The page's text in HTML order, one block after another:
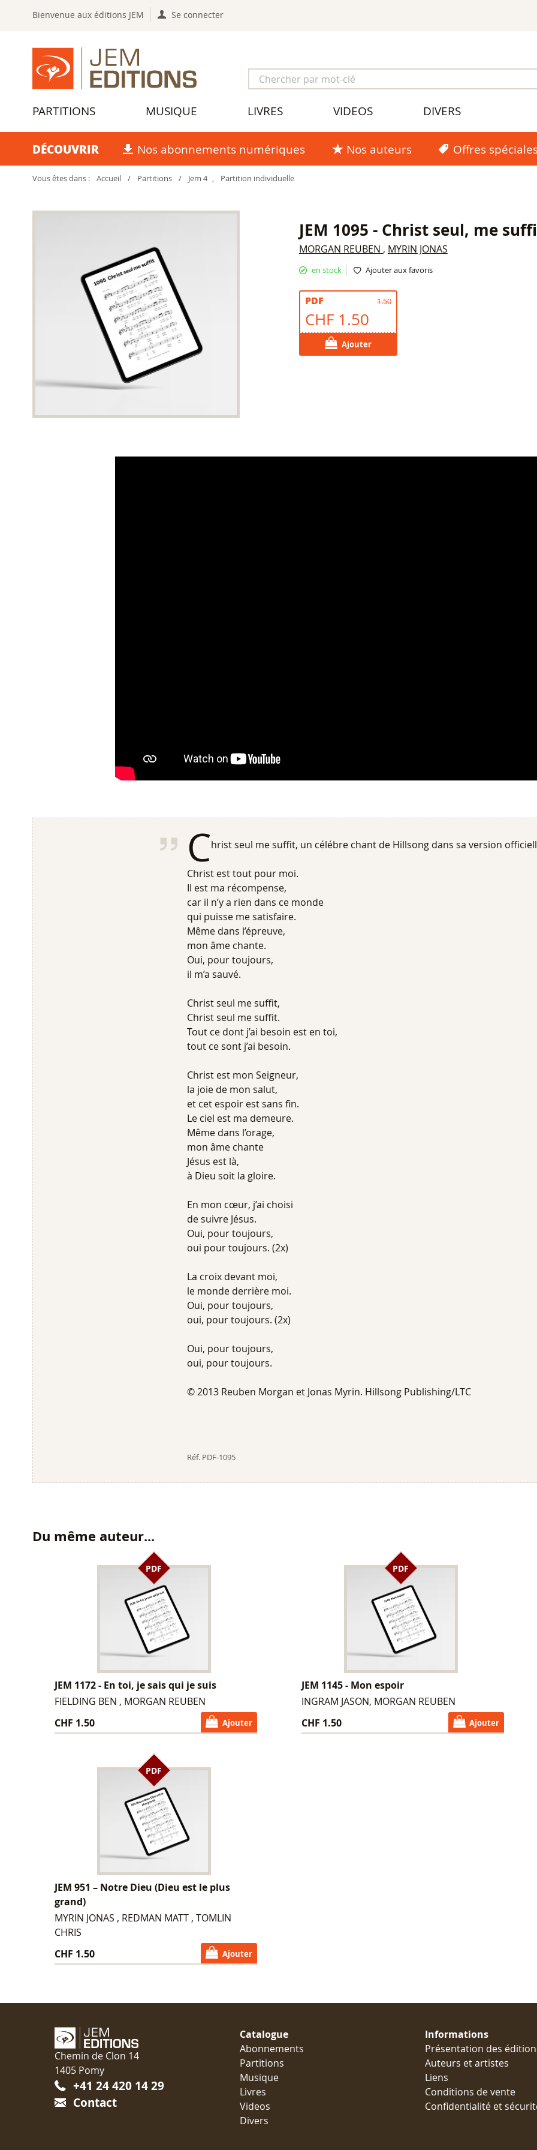
Bienvenue aux éditions JEM Se connecter
PARTITIONS MUSIQUE LIVRES VIDEOS DIVERS
DÉCOUVRIR Nos abonnements numériques Nos auteurs Offres
Vous êtes dans : Accueil / Partitions / Jem 4 , Partition individuelle
JEM 1095 - Christ seul, me
MORGAN REUBEN , MYRIN JONAS
en stock Ajouter aux favoris
PDF 1.50
CHF 1.50
Ajouter
Christ seul me suffit, un célébre chant de Hillsong dans sa version
Christ est tout pour moi.
Il est ma récompense,
car il n’y a rien dans ce monde
qui puisse me satisfaire.
Même dans l’épreuve,
mon âme chante.
Oui, pour toujours,
il m’a sauvé.
Christ seul me suffit,
Christ seul me suffit.
Tout ce dont j’ai besoin est en toi,
tout ce sont j’ai besoin.
Christ est mon Seigneur,
la joie de mon salut,
et cet espoir est sans fin.
Le ciel est ma demeure.
Même dans l’orage,
mon âme chante
Jésus est là,
à Dieu soit la gloire.
En mon cœur, j’ai choisi
de suivre Jésus.
Oui, pour toujours,
oui pour toujours. (2x)
La croix devant moi,
le monde derrière moi.
Oui, pour toujours,
oui, pour toujours. (2x)
Oui, pour toujours,
oui, pour toujours.
© 2013 Reuben Morgan et Jonas Myrin. Hillsong Publishing/LTC
Réf. PDF-1095
Du même auteur...
PDF
JEM 1172 - En toi, je sais qui je suis
FIELDING BEN , MORGAN REUBEN
CHF 1.50
Ajouter
PDF
JEM 1145 - Mon espoir
INGRAM JASON, MORGAN REUBEN
CHF 1.50
Ajouter
PDF
JEM 951 – Notre Dieu (Dieu est le plus
grand)
MYRIN JONAS , REDMAN MATT , TOMLIN
CHRIS
CHF 1.50
Ajouter
Chemin de Clon 14
1405 Pomy
+41 24 420 14 29
Contact
Catalogue
Abonnements
Partitions
Musique
Livres
Videos
Divers
Informations
Présentation des
Auteurs et artistes
Liens
Conditions de vente
Confidentialité et